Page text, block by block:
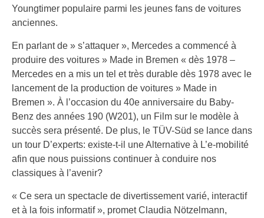
Youngtimer populaire parmi les jeunes fans de voitures
anciennes.
En parlant de » s’attaquer », Mercedes a commencé à
produire des voitures » Made in Bremen « dès 1978 –
Mercedes en a mis un tel et très durable dès 1978 avec le
lancement de la production de voitures » Made in
Bremen ». À l’occasion du 40e anniversaire du Baby-
Benz des années 190 (W201), un Film sur le modèle à
succès sera présenté. De plus, le TÜV-Süd se lance dans
un tour D’experts: existe-t-il une Alternative à L’e-mobilité
afin que nous puissions continuer à conduire nos
classiques à l’avenir?
« Ce sera un spectacle de divertissement varié, interactif
et à la fois informatif », promet Claudia Nötzelmann,